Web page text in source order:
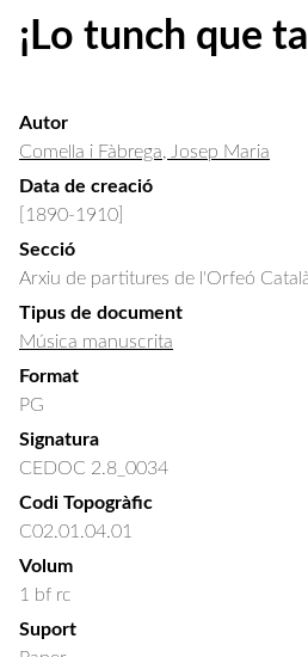
¡Lo tunch que
Autor
Comella i Fàbrega, Josep Maria
Data de creació
[1890-1910]
Secció
Arxiu de partitures de l'Orfeó
Tipus de document
Música manuscrita
Format
PG
Signatura
CEDOC 2.8_0034
Codi Topogràfic
C02.01.04.01
Volum
1 bf rc
Suport